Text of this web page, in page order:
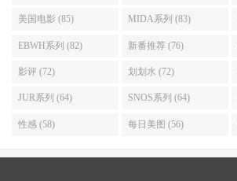
美国电影 (85) MIDA系列 (83)
EBWH系列 (82) 新番推荐 (76)
影评 (72) 划划水 (72)
JUR系列 (64) SNOS系列 (64)
性感 (58) 每日美图 (56)